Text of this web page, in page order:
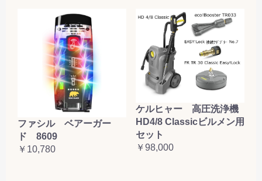
ファシル ベアーガー
ド 8609
￥10,780
ケルヒャー 高圧洗浄機
HD4/8 Classicビルメン用
セット
￥98,000